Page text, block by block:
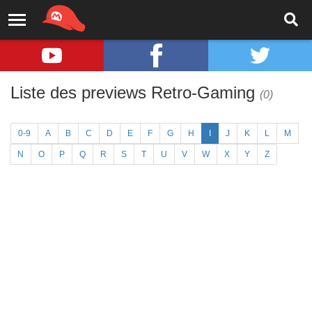
Liste des previews Retro-Gaming (0)
0-9 A B C D E F G H J K L M
N O P Q R S T U V W X Y Z